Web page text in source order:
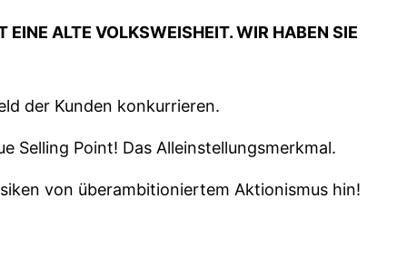
EINE ALTE VOLKSWEISHEIT. WIR HABEN SIE
der Kunden konkurrieren.
Selling Point! Das Alleinstellungsmerkmal.
von überambitioniertem Aktionismus hin!